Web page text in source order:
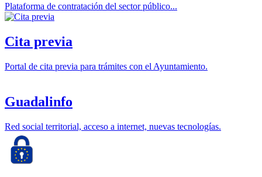
Plataforma de contratación del sector público...
Cita previa
Portal de cita previa para trámites con el Ayuntamiento.
Guadalinfo
Red social territorial, acceso a internet, nuevas tecnologías.